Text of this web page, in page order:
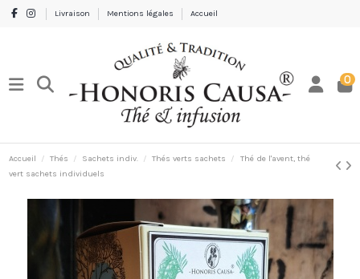
Livraison Mentions légales Accueil
0
Accueil Thés Sachets indiv. Thés verts sachets
Thé de l'avent, thé
vert sachets individuels